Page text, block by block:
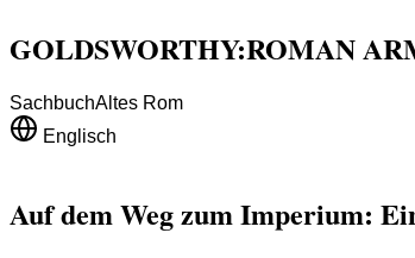
GOLDSWORTHY:ROMAN
SachbuchAltes Rom
Englisch
Auf dem Weg zum Imperium: